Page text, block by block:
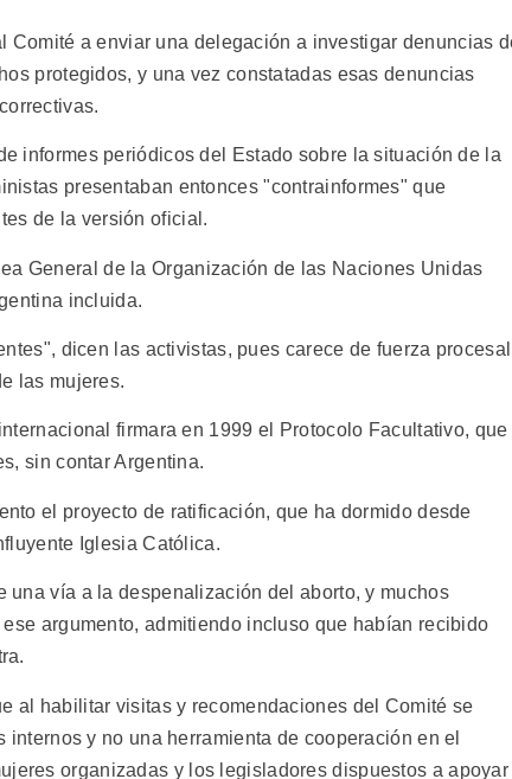
Comité a enviar una delegación a investigar denuncias
protegidos, y una vez constatadas esas denuncias
informes periódicos del Estado sobre la situación de la
presentaban entonces "contrainformes" que
de la versión oficial.
General de la Organización de las Naciones Unidas
incluida.
dicen las activistas, pues carece de fuerza procesal
las mujeres.
firmara en 1999 el Protocolo Facultativo, que
sin contar Argentina.
el proyecto de ratificación, que ha dormido desde
Iglesia Católica.
una vía a la despenalización del aborto, y muchos
argumento, admitiendo incluso que habían recibido
al habilitar visitas y recomendaciones del Comité se
y no una herramienta de cooperación en el
organizadas y los legisladores dispuestos a apoyar